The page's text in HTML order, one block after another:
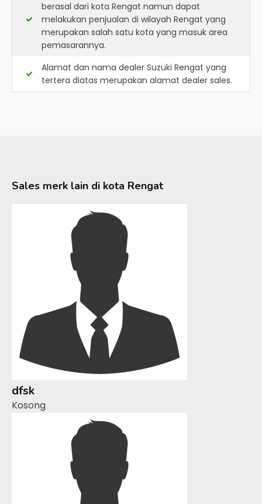
berasal dari kota Rengat namun dapat
melakukan penjualan di wilayah Rengat yang
merupakan salah satu kota yang masuk area
pemasarannya.
Alamat dan nama dealer Suzuki Rengat yang
tertera diatas merupakan alamat dealer sales.
Sales merk lain di kota Rengat
dfsk
Kosong